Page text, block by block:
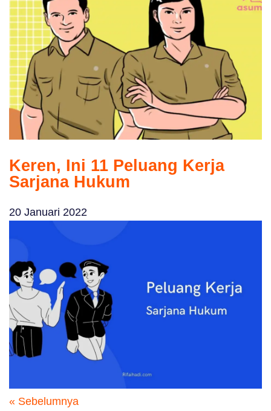
Keren, Ini 11 Peluang Kerja
Sarjana Hukum
20 Januari 2022
« Sebelumnya